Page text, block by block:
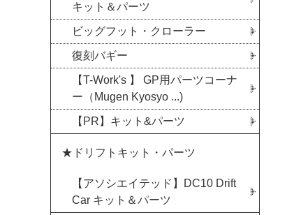
キット＆パーツ
ビッグフット・クローラー
復刻バギー
【T-Work's 】 GP用パーツコーナ
ー（Mugen Kyosyo ...)
【PR】キット&パーツ
★ドリフトキット・パーツ
【アソシエイテッド】DC10 Drift
Car キット＆パーツ